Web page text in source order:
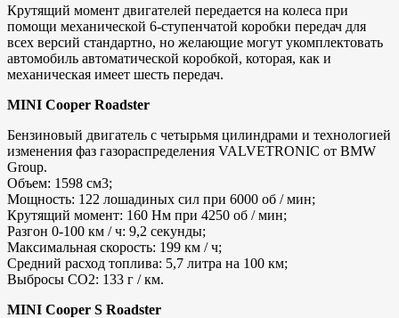
Крутящий момент двигателей передается на колеса при
помощи механической 6-ступенчатой коробки передач для
всех версий стандартно, но желающие могут укомплектовать
автомобиль автоматической коробкой, которая, как и
механическая имеет шесть передач.
MINI Cooper Roadster
Бензиновый двигатель с четырьмя цилиндрами и технологией
изменения фаз газораспределения VALVETRONIC от BMW
Group.
Объем: 1598 см3;
Мощность: 122 лошадиных сил при 6000 об / мин;
Крутящий момент: 160 Нм при 4250 об / мин;
Разгон 0-100 км / ч: 9,2 секунды;
Максимальная скорость: 199 км / ч;
Средний расход топлива: 5,7 литра на 100 км;
Выбросы CO2: 133 г / км.
MINI Cooper S Roadster